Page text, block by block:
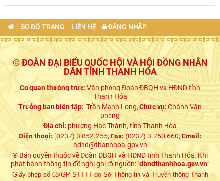
SƠ ĐỒ TRANG LIÊN HỆ ĐĂNG NHẬP
© ĐOÀN ĐẠI BIỂU QUỐC HỘI VÀ HỘI ĐỒNG NHÂN
DÂN TỈNH THANH HÓA
Cơ quan thường trực:Văn phòng Đoàn ĐBQH và HĐND tỉnh
Thanh Hóa
Trưởng ban biên tập: Trần Mạnh Long,Chức vụ:Chánh Văn
phòng
Địa chỉ: phường Hạc Thành, tỉnh Thanh Hóa
Điện thoại: (0237) 3.852.255;Fax:(0237) 3.750.660;Email:
hdnd@thanhhoa.gov.vn
® Bản quyền thuộc về Đoàn ĐBQH và HĐND tỉnh Thanh Hóa. Khi
phát hành thông tin đề nghị ghi rõ nguồn: "dbndthanhhoa.gov.vn"
Giấy phép số 08/GP-STTTT do Sở Thông tin và Truyền thông Thanh